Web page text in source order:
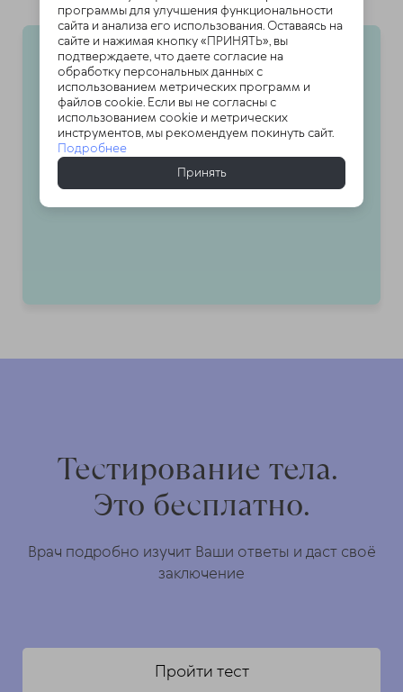
Об уникальной методике
лечения доктора
Очеретиной
Тестирование тела.
Это бесплатно.
Врач подробно изучит Ваши ответы и даст своё
заключение
Пройти тест
программы для улучшения функциональности
сайта и анализа его использования. Оставаясь на
сайте и нажимая кнопку «ПРИНЯТЬ», вы
подтверждаете, что даете согласие на
обработку персональных данных с
использованием метрических программ и
файлов cookie. Если вы не согласны с
использованием cookie и метрических
инструментов, мы рекомендуем покинуть сайт.
Подробнее
Принять